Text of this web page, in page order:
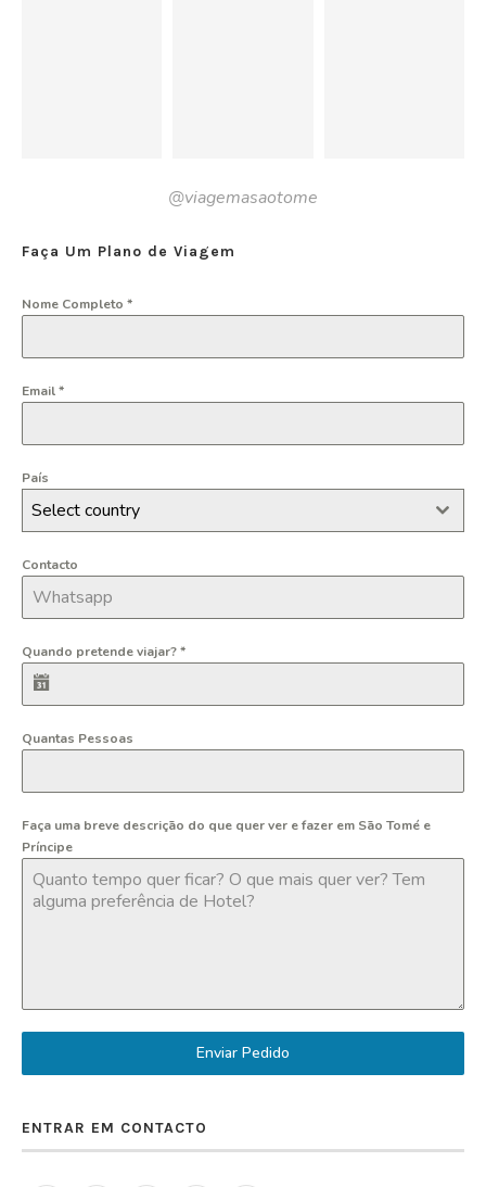
@viagemasaotome
Faça Um Plano de Viagem
Nome Completo *
Email*
País
Select country
Contacto
Quando pretende viajar?*
Quantas Pessoas
Faça uma breve descrição do que quer ver e fazer em São Tomé e
Príncipe
Enviar Pedido
ENTRAR EM CONTACTO